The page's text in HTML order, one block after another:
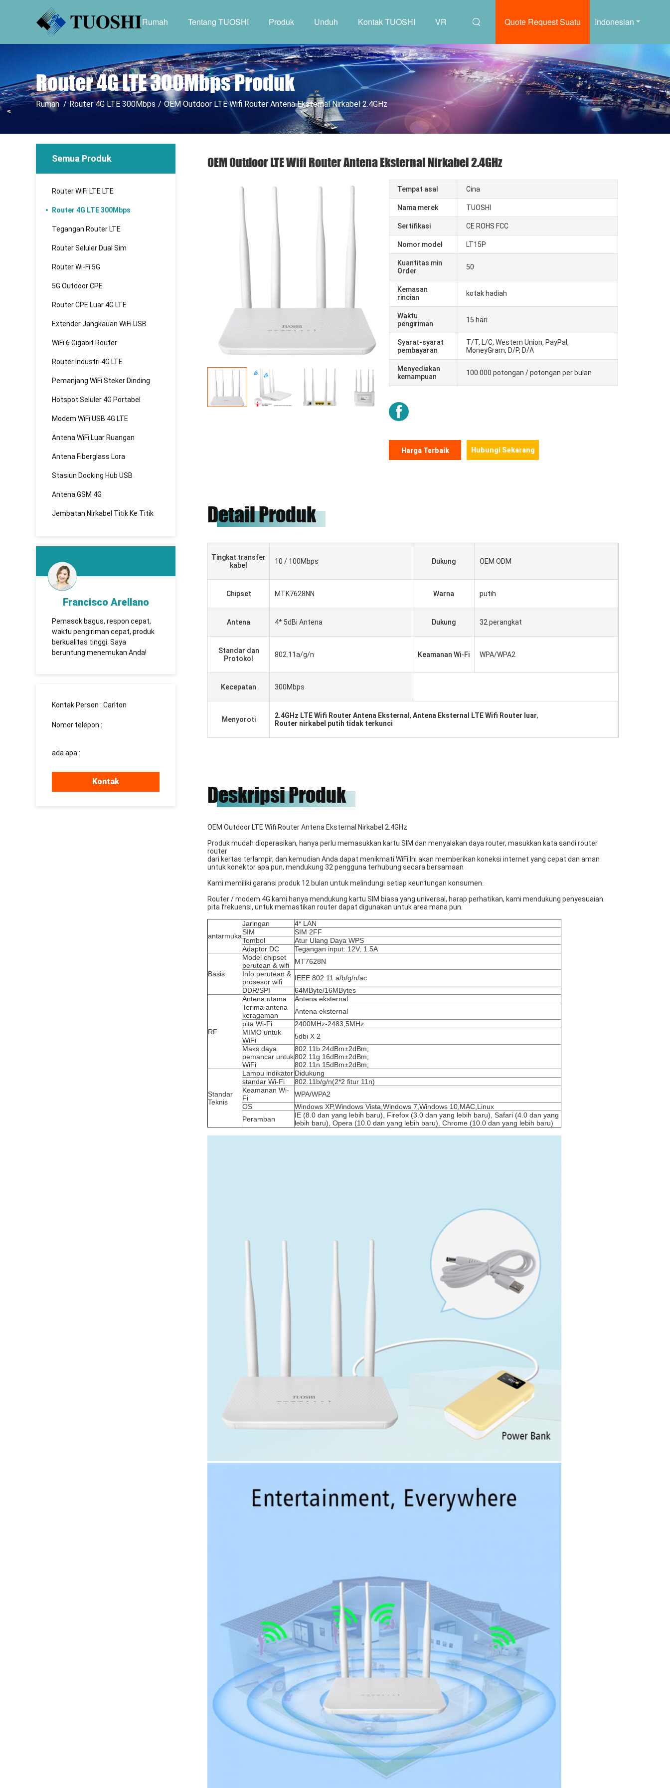
Indonesian
Quote Request Suatu
Rumah Tentang TUOSHI Produk Unduh Kontak TUOSHI VR
Router 4G LTE 300Mbps Produk
Rumah / Router 4G LTE 300Mbps / OEM Outdoor LTE Wifi Router Antena Eksternal Nirkabel 2.4GHz
Semua Produk
Router WiFi LTE LTE
Router 4G LTE 300Mbps
Tegangan Router LTE
Router Seluler Dual Sim
Router Wi-Fi 5G
5G Outdoor CPE
Router CPE Luar 4G LTE
Extender Jangkauan WiFi USB
WiFi 6 Gigabit Router
Router Industri 4G LTE
Pemanjang WiFi Steker Dinding
Hotspot Seluler 4G Portabel
Modem WiFi USB 4G LTE
Antena WiFi Luar Ruangan
Antena Fiberglass Lora
Stasiun Docking Hub USB
Antena GSM 4G
Jembatan Nirkabel Titik Ke Titik
Arellano
bagus, respon cepat,
pengiriman cepat, produk
tinggi. Saya
menemukan Anda!
KHADBAATAR
TUOSHI - адежная омпания,
оторая ервые ановила
отрудничество еет
олгосрочное отрудничество.
Kami telah bekerja sama selama
kehormatan kami untuk bekerja
Kontak Person : Carlton
Nomor telepon :
ada apa :
Kontak
OEM Outdoor LTE Wifi Router Antena Eksternal Nirkabel 2.4GHz
Tempat asal Cina
Nama merek TUOSHI
Sertifikasi CE ROHS FCC
Nomor model LT15P
Kuantitas min
Order
50
Kemasan
rincian
kotak hadiah
Waktu
pengiriman
15 hari
Syarat-syarat
pembayaran
T/T, L/C, Western Union, PayPal,
MoneyGram, D/P, D/A
Menyediakan
kemampuan
100.000 potongan / potongan per bulan
Harga Terbaik Hubungi Sekarang
Detail Produk
Tingkat transfer
kabel
10 / 100Mbps Dukung OEM ODM
Chipset MTK7628NN Warna putih
Antena 4* 5dBi Antena Dukung 32 perangkat
Standar dan
Protokol
802.11a/g/n Keamanan Wi-Fi WPA/WPA2
Kecepatan 300Mbps
Menyoroti 2.4GHz LTE Wifi Router Antena Eksternal , Antena Eksternal LTE Wifi Router luar,
Router nirkabel putih tidak terkunci
Deskripsi Produk
OEM Outdoor LTE Wifi Router Antena Eksternal Nirkabel 2.4GHz
Produk mudah dioperasikan, hanya perlu memasukkan kartu SIM dan menyalakan daya router, masukkan kata sandi router
router
dari kertas terlampir, dan kemudian Anda dapat menikmati WiFi.Ini akan memberikan koneksi internet yang cepat dan aman
untuk konektor apa pun, mendukung 32 pengguna terhubung secara bersamaan
Kami memiliki garansi produk 12 bulan untuk melindungi setiap keuntungan konsumen.
Router / modem 4G kami hanya mendukung kartu SIM biasa yang universal, harap perhatikan, kami mendukung penyesuaian
pita frekuensi, untuk memastikan router dapat digunakan untuk area mana pun.
antarmuka
Jaringan
4* LAN
SIM
SIM 2FF
Tombol
Atur Ulang Daya WPS
Adaptor DC
Tegangan input: 12V, 1.5A
Basis
Model chipset
perutean & wifi
MT7628N
Info perutean &
prosesor wifi
IEEE 802.11 a/b/g/n/ac
DDR/SPI
64MByte/16MBytes
RF
Antena utama
Antena eksternal
Terima antena
keragaman
Antena eksternal
pita Wi-Fi
2400MHz-2483,5MHz
MIMO untuk
WiFi
5dbi X 2
Maks.daya
pemancar untuk
WiFi
802.11b 24dBm±2dBm;
802.11g 16dBm±2dBm;
802.11n 15dBm±2dBm;
Standar
Teknis
Lampu indikator Didukung
standar Wi-Fi
802.11b/g/n(2*2 fitur 11n)
Keamanan Wi-
Fi
WPA/WPA2
OS
Windows XP,Windows Vista,Windows 7,Windows 10,MAC,Linux
Peramban
IE (8.0 dan yang lebih baru), Firefox (3.0 dan yang lebih baru), Safari (4.0 dan yang
lebih baru), Opera (10.0 dan yang lebih baru), Chrome (10.0 dan yang lebih baru)